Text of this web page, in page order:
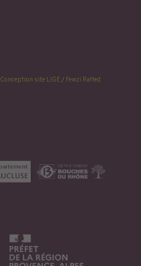
Conception site LIGE/ Fewzi Raffed